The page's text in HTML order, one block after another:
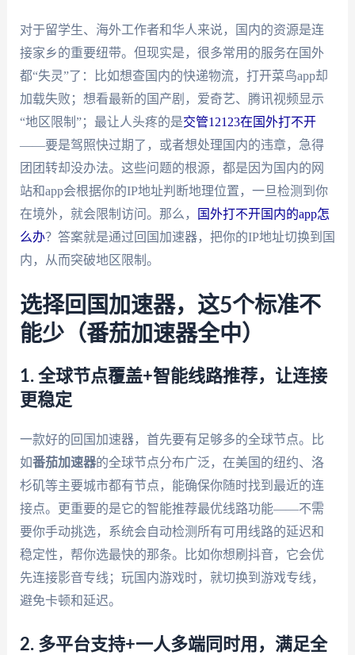
对于留学生、海外工作者和华人来说，国内的资源是连
接家乡的重要纽带。但现实是，很多常用的服务在国外
都“失灵”了：比如想查国内的快递物流，打开菜鸟app却
加载失败；想看最新的国产剧，爱奇艺、腾讯视频显示
“地区限制”；最让人头疼的是交管12123在国外打不开
——要是驾照快过期了，或者想处理国内的违章，急得
团团转却没办法。这些问题的根源，都是因为国内的网
站和app会根据你的IP地址判断地理位置，一旦检测到你
在境外，就会限制访问。那么，
国外打不开国内的app怎
么办？答案就是通过回国加速器，把你的IP地址切换到国
内，从而突破地区限制。
选择回国加速器，这5个标准不
能少（番茄加速器全中）
1. 全球节点覆盖+智能线路推荐，让连接
更稳定
一款好的回国加速器，首先要有足够多的全球节点。比
如番茄加速器的全球节点分布广泛，在美国的纽约、洛
杉矶等主要城市都有节点，能确保你随时找到最近的连
接点。更重要的是它的智能推荐最优线路功能——不需
要你手动挑选，系统会自动检测所有可用线路的延迟和
稳定性，帮你选最快的那条。比如你想刷抖音，它会优
先连接影音专线；玩国内游戏时，就切换到游戏专线，
避免卡顿和延迟。
2. 多平台支持+一人多端同时用，满足全